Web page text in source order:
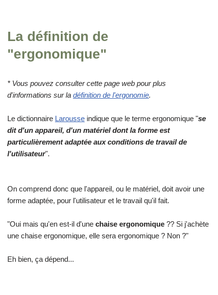
La définition de
"ergonomique"
* Vous pouvez consulter cette page web pour plus
d'informations sur la définition de l'ergonomie.
Le dictionnaire Larousse indique que le terme ergonomique "se
dit d'un appareil, d'un matériel dont la forme est
particulièrement adaptée aux conditions de travail de
l'utilisateur".
On comprend donc que l'appareil, ou le matériel, doit avoir une
forme adaptée, pour l'utilisateur et le travail qu'il fait.
"Oui mais qu'en est-il d'une chaise ergonomique ?? Si j'achète
une chaise ergonomique, elle sera ergonomique ? Non ?"
Eh bien, ça dépend...